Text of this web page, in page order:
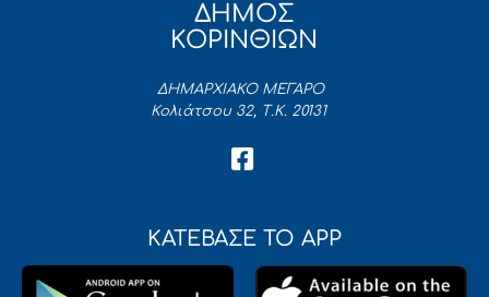
ΔΗΜΟΣ
ΚΟΡΙΝΘΙΩΝ
ΔΗΜΑΡΧΙΑΚΟ ΜΕΓΑΡΟ
Κολιάτσου 32, Τ.Κ. 20131
ΚΑΤΕΒΑΣΕ ΤΟ APP